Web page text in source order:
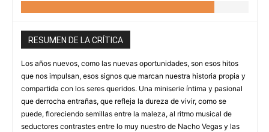
RESUMEN DE LA CRÍTICA
Los años nuevos, como las nuevas oportunidades, son esos hitos
que nos impulsan, esos signos que marcan nuestra historia propia y
compartida con los seres queridos. Una miniserie íntima y pasional
que derrocha entrañas, que refleja la dureza de vivir, como se
puede, floreciendo semillas entre la maleza, al ritmo musical de
seductores contrastes entre lo muy nuestro de Nacho Vegas y las